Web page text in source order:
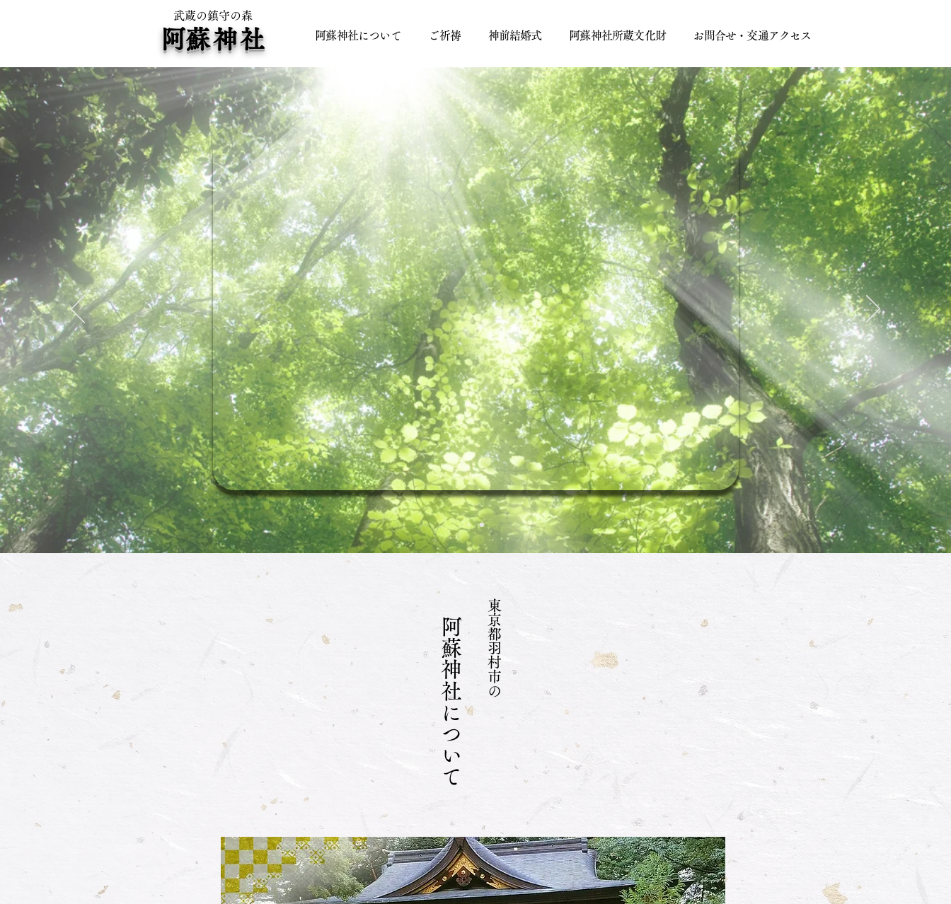
武蔵の鎮守の森
​阿蘇神社 阿蘇神社について ご祈祷 神前結婚式 阿蘇神社所蔵文化財 お問合せ・交通アクセス
阿蘇神社について 東京都羽村市の